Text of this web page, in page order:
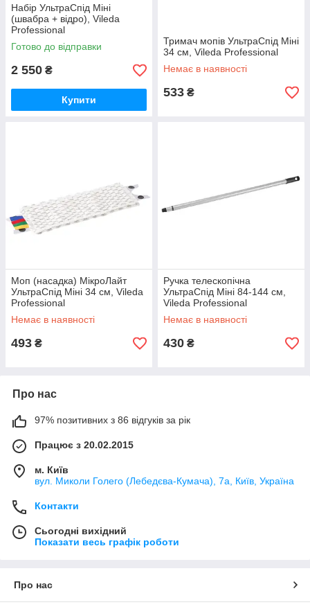
Набір УльтраСпід Міні
(швабра + відро), Vileda
Professional
Готово до відправки
2 550 ₴
Купити
Тримач мопів УльтраСпід Міні
34 см, Vileda Professional
Немає в наявності
533 ₴
Моп (насадка) МікроЛайт
УльтраСпід Міні 34 см, Vileda
Professional
Немає в наявності
493 ₴
Ручка телескопічна
УльтраСпід Міні 84-144 см,
Vileda Professional
Немає в наявності
430 ₴
Про нас
97% позитивних з 86 відгуків за рік
Працює з 20.02.2015
м. Київ
вул. Миколи Голего (Лебедєва-Кумача), 7а, Київ, Україна
Контакти
Сьогодні вихідний
Показати весь графік роботи
Про нас